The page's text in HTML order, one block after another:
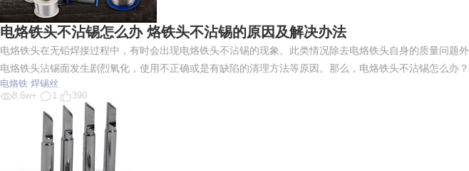
电烙铁头不沾锡怎么办 烙铁头不沾锡的原因及解决办法
电烙铁头在无铅焊接过程中，有时会出现电烙铁头不沾锡的现象。此类情况除去电烙铁头自身的质量问题
电烙铁头沾锡面发生剧烈氧化，使用不正确或是有缺陷的清理方法等原因。那么，电烙铁头不沾锡怎么办
电烙铁 焊锡丝
8.6w+
1 390